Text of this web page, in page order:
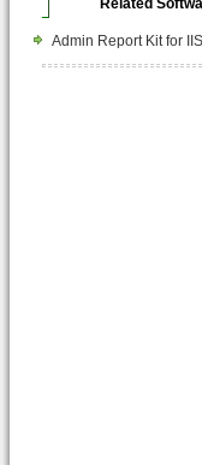
Related
Admin Report Kit for